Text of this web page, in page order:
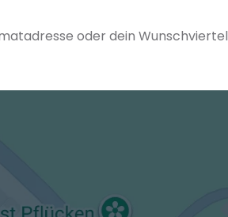
oder dein Wunschviertel